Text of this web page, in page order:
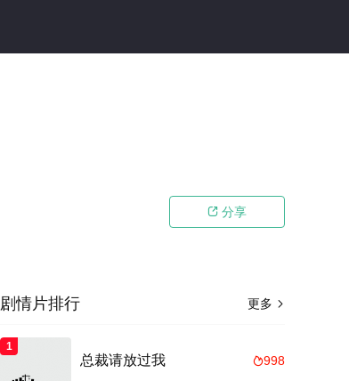
 分享
更多 
剧情片排行
1
998
总裁请放过我